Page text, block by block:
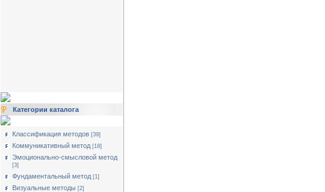
Категории каталога
Классификация методов [39]
Коммуникативный метод [18]
Эмоционально-смысловой метод
[3]
Фундаментальный метод [1]
Визуальные методы [2]